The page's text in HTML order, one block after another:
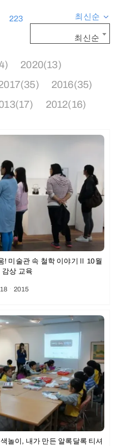
223 최신순
최신순
2020(13)
2016(35)
2012(16)
! 미술관 속 철학 이야기Ⅱ 10월
감상 교육
ㆍ2015
놀이, 내가 만든 알록달록 티셔